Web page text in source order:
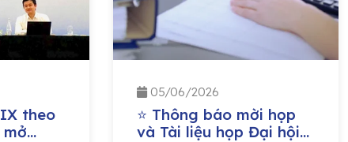
theo
05/06/2026
⭐ Thông báo mời họp
và Tài liệu họp Đại hội